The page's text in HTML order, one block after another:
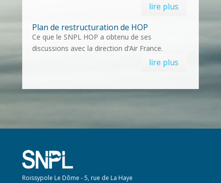
lire plus
Plan de restructuration de HOP
Ce que le SNPL HOP a obtenu de ses
discussions avec la direction d’Air France.
lire plus
Roissypole Le Dôme - 5, rue de La Haye